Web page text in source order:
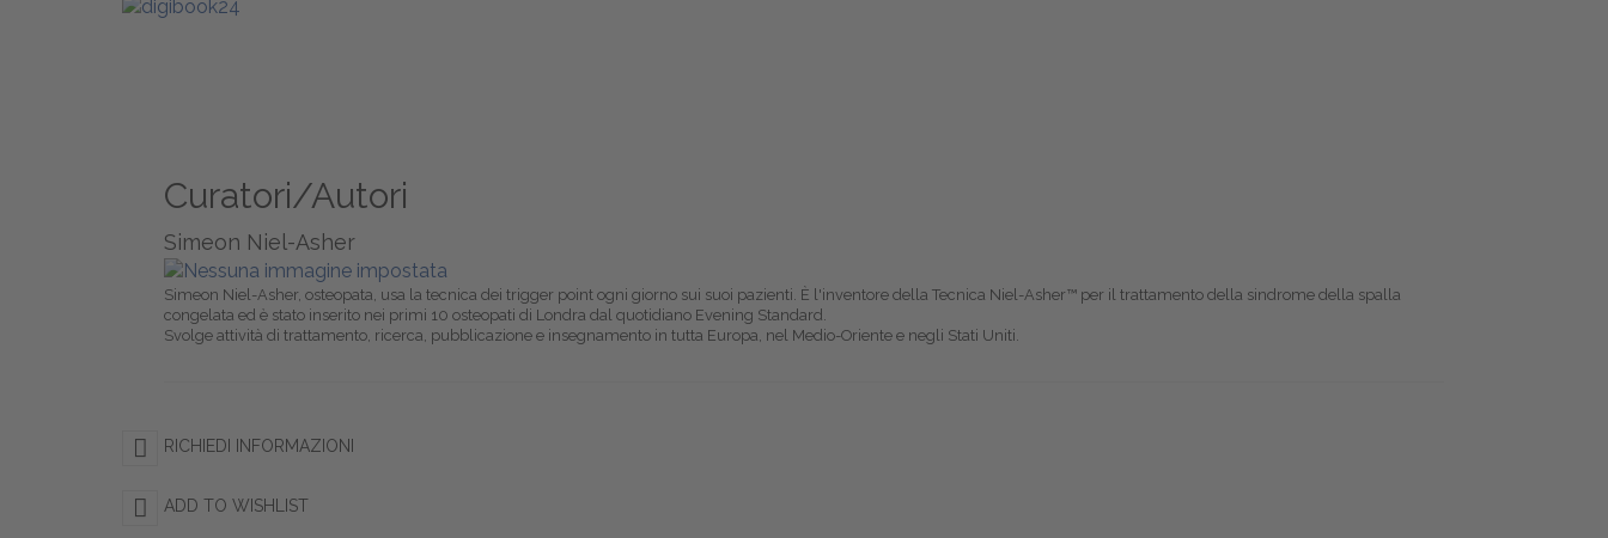
Curatori/Autori
Simeon Niel-Asher
Simeon Niel-Asher, osteopata, usa la tecnica dei trigger point ogni giorno sui suoi pazienti. È l'inventore della Tecnica Niel-Asher™ per il trattamento della sindrome della spalla
congelata ed è stato inserito nei primi 10 osteopati di Londra dal quotidiano Evening Standard.
Svolge attività di trattamento, ricerca, pubblicazione e insegnamento in tutta Europa, nel Medio-Oriente e negli Stati Uniti.
RICHIEDI INFORMAZIONI
ADD TO WISHLIST